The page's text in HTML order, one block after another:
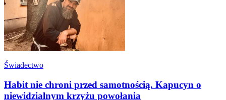
Świadectwo
Habit nie chroni przed samotnością. Kapucyn o
niewidzialnym krzyżu powołania